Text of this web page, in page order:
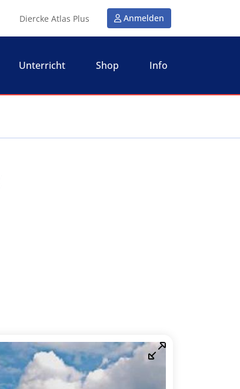
Diercke Atlas Plus Anmelden
Unterricht Shop Info